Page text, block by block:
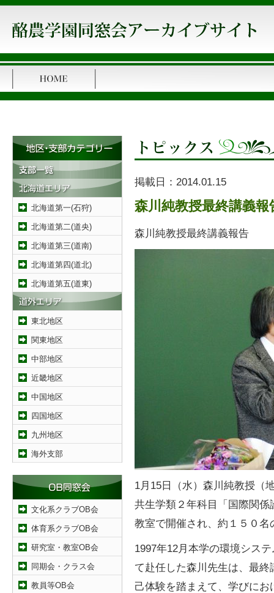
北海道第一(石狩)
北海道第二(道央)
北海道第三(道南)
北海道第四(道北)
北海道第五(道東)
東北地区
関東地区
中部地区
近畿地区
中国地区
四国地区
九州地区
海外支部
文化系クラブOB会
体育系クラブOB会
研究室・教室OB会
同期会・クラス会
教員等OB会
掲載日： 2014.01.15
森川純教授最終講義報
森川純教授最終講義報告
1月15日（水）森川純教授（
共生学類２年科目「国際関
教室で開催され、約１５０
1997年12月本学の環境シス
て赴任した森川先生は、最
己体験を踏まえて、学びに